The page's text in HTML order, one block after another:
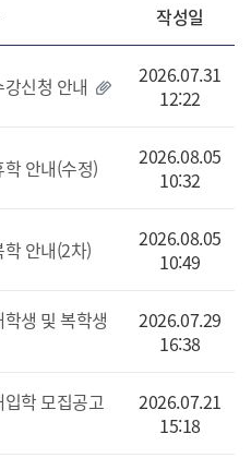
작성일
신청 안내
2026.07.31
12:22
안내(수정)
2026.08.05
10:32
안내(2차)
2026.08.05
10:49
생 및 복학생
2026.07.29
16:38
학 모집공고
2026.07.21
15:18